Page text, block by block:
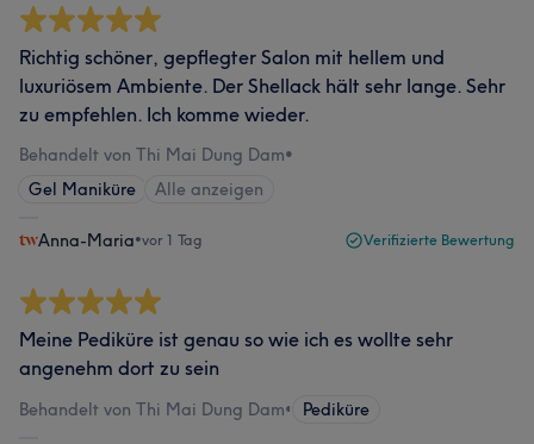
Richtig schöner, gepflegter Salon mit hellem und
luxuriösem Ambiente. Der Shellack hält sehr lange. Sehr
zu empfehlen. Ich komme wieder.
Behandelt von Thi Mai Dung Dam•
Gel Maniküre
Alle anzeigen
Anna-Maria•vor 1 Tag Verifizierte Bewertung
Meine Pediküre ist genau so wie ich es wollte sehr
angenehm dort zu sein
Behandelt von Thi Mai Dung Dam• Pediküre